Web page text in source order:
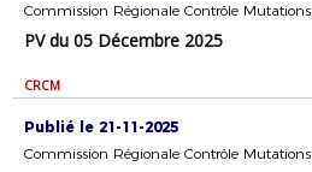
Commission Régionale Contrôle Mutations
PV du 05 Décembre 2025
CRCM
Publié le 21-11-2025
Commission Régionale Contrôle Mutations